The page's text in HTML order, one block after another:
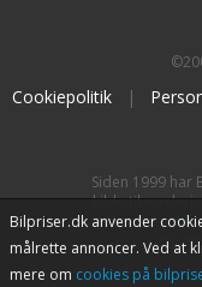
Cookiepolitik |
Siden 1999
kilde til
baseret på
Bilpriser.dk anvender
målrette annoncer. Ved at
mere om cookies på